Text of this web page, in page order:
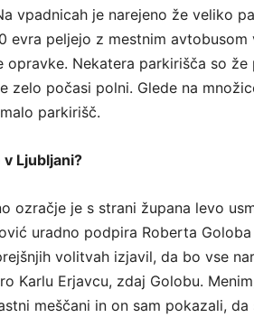
vpadnicah je narejeno že veliko
evra peljejo z mestnim avtobusom
opravke. Nekatera parkirišča so že
zelo počasi polni. Glede na
parkirišč.
Ljubljani?
ozračje je s strani župana levo
uradno podpira Roberta
volitvah izjavil, da bo vse
Karlu Erjavcu, zdaj Golobu.
meščani in on sam pokazali, da